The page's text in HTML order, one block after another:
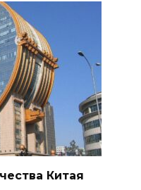
Китая